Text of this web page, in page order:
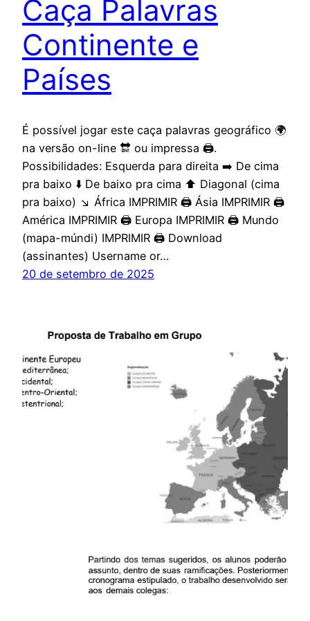
Caça Palavras
Continente e
Países
É possível jogar este caça palavras geográfico 🌍
na versão on-line 🔛 ou impressa 🖨️.
Possibilidades: Esquerda para direita ➡️ De cima
pra baixo ⬇️ De baixo pra cima ⬆️ Diagonal (cima
pra baixo) ↘️ África IMPRIMIR 🖨️ Ásia IMPRIMIR 🖨️
América IMPRIMIR 🖨️ Europa IMPRIMIR 🖨️ Mundo
(mapa-múndi) IMPRIMIR 🖨️ Download
(assinantes) Username or…
20 de setembro de 2025